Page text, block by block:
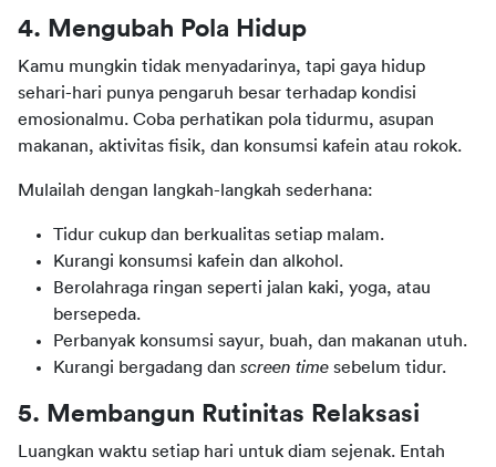
4. Mengubah Pola Hidup
Kamu mungkin tidak menyadarinya, tapi gaya hidup
sehari-hari punya pengaruh besar terhadap kondisi
emosionalmu. Coba perhatikan pola tidurmu, asupan
makanan, aktivitas fisik, dan konsumsi kafein atau rokok.
Mulailah dengan langkah-langkah sederhana:
Tidur cukup dan berkualitas setiap malam.
Kurangi konsumsi kafein dan alkohol.
Berolahraga ringan seperti jalan kaki, yoga, atau
bersepeda.
Perbanyak konsumsi sayur, buah, dan makanan utuh.
Kurangi bergadang dan screen time sebelum tidur.
5. Membangun Rutinitas Relaksasi
Luangkan waktu setiap hari untuk diam sejenak. Entah